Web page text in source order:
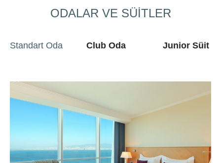
ODALAR VE SÜİTLER
Standart Oda Club Oda Junior Süit